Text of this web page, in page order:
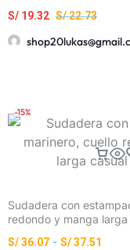
S/22.73
S/ 19.32
-15%
Sudadera con
redondo y manga
S/36.07 - S/37.51